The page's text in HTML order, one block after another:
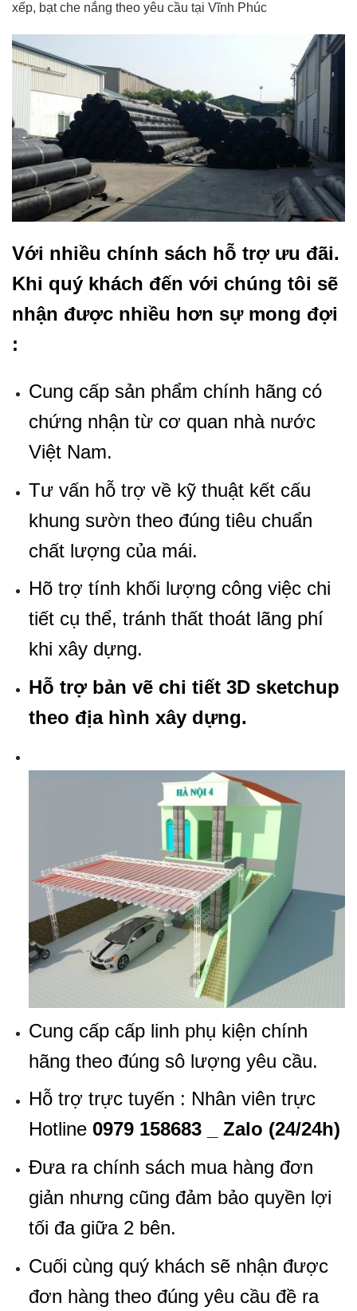
xếp, bạt che nắng theo yêu cầu tại Vĩnh Phúc
Với nhiều chính sách hỗ trợ ưu đãi.
Khi quý khách đến với chúng tôi sẽ
nhận được nhiều hơn sự mong đợi
:
Cung cấp sản phẩm chính hãng có
chứng nhận từ cơ quan nhà nước
Việt Nam.
Tư vấn hỗ trợ về kỹ thuật kết cấu
khung sườn theo đúng tiêu chuẩn
chất lượng của mái.
Hõ trợ tính khối lượng công việc chi
tiết cụ thể, tránh thất thoát lãng phí
khi xây dựng.
Hỗ trợ bản vẽ chi tiết 3D sketchup
theo địa hình xây dựng.
Cung cấp cấp linh phụ kiện chính
hãng theo đúng sô lượng yêu cầu.
Hỗ trợ trực tuyến : Nhân viên trực
Hotline 0979 158683 _ Zalo (24/24h)
Đưa ra chính sách mua hàng đơn
giản nhưng cũng đảm bảo quyền lợi
tối đa giữa 2 bên.
Cuối cùng quý khách sẽ nhận được
đơn hàng theo đúng yêu cầu đề ra